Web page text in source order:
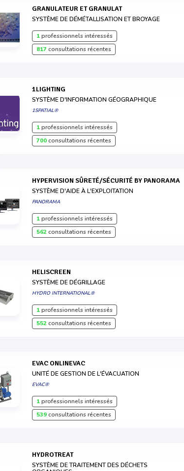
GRANULATEUR ET GRANULAT
SYSTÈME DE DÉMÉTALLISATION ET BROYAGE
1professionnels intéressés
817consultations récentes
1LIGHTING
SYSTÈME D'INFORMATION GÉOGRAPHIQUE
1SPATIAL®
1professionnels intéressés
700consultations récentes
HYPERVISION SÛRETÉ/SÉCURITÉ BY PANORAMA
SYSTÈME D'AIDE À L'EXPLOITATION
PANORAMA
1professionnels intéressés
562consultations récentes
HELISCREEN
SYSTÈME DE DÉGRILLAGE
HYDRO INTERNATIONAL®
1professionnels intéressés
552consultations récentes
EVAC ONLINEVAC
UNITÉ DE GESTION DE L'ÉVACUATION
EVAC®
1professionnels intéressés
539consultations récentes
HYDROTREAT
SYSTÈME DE TRAITEMENT DES DÉCHETS